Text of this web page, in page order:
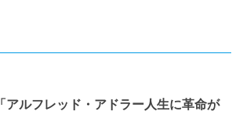
「アルフレッド・アドラー人生に革命が